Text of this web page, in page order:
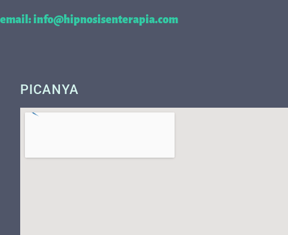
email: info@hipnosisenterapia.com
PICANYA